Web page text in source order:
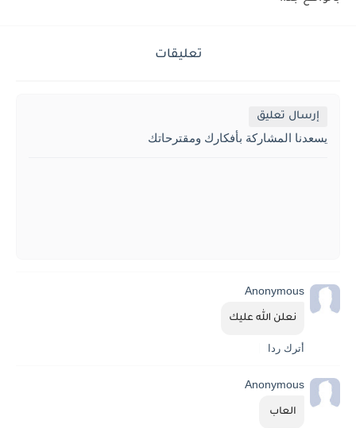
تعليقات
إرسال تعليق
يسعدنا المشاركة بأفكارك ومقترحاتك
Anonymous
نعلن الله عليك
أترك ردا
Anonymous
العاب